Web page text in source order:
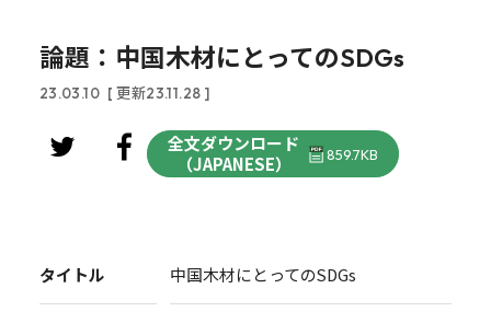
論題：中国木材にとってのSDGs
23.03.10 [ 更新23.11.28 ]
全文ダウンロード
（JAPANESE）
859.7KB
タイトル 中国木材にとってのSDGs